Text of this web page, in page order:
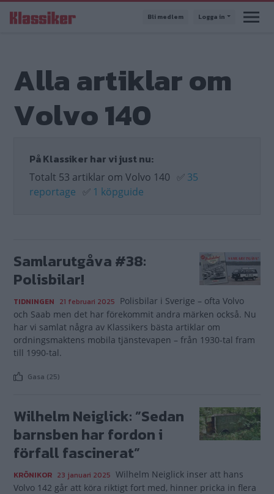
till
Bli medlem Logga in
Alla artiklar om
Volvo 140
På Klassiker har vi just nu:
Totalt 53 artiklar om Volvo 140 ✅ 35
reportage ✅ 1 köpguide
Samlarutgåva #38:
Polisbilar!
TIDNINGEN 21 februari 2025 Polisbilar i Sverige – ofta Volvo
och Saab men det har förekommit andra märken också. Nu
har vi samlat några av Klassikers bästa artiklar om
ordningsmaktens mobila tjänstevapen – från 1930-tal fram
till 1990-tal.
Gasa (25)
Wilhelm Neiglick: ”Sedan
barnsben har fordon i
förfall fascinerat”
KRÖNIKOR 23 januari 2025 Wilhelm Neiglick inser att hans
Volvo 142 går att köra riktigt fort med, hinner pricka in flera